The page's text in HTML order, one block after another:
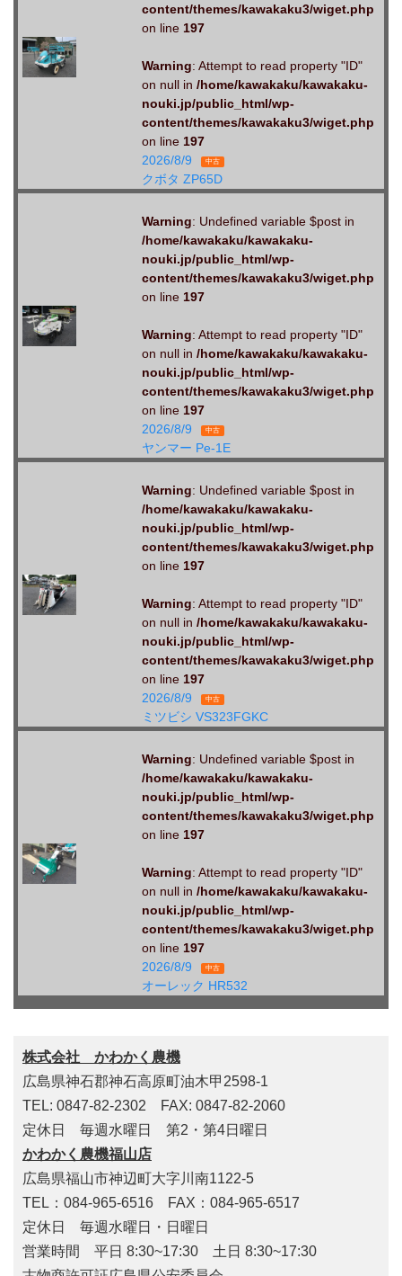
content/themes/kawakaku3/wiget.php
on line 197
Warning: Attempt to read property "ID"
on null in /home/kawakaku/kawakaku-
nouki.jp/public_html/wp-
content/themes/kawakaku3/wiget.php
on line 197
2026/8/9
中古
クボタ ZP65D
Warning: Undefined variable $post in
/home/kawakaku/kawakaku-
nouki.jp/public_html/wp-
content/themes/kawakaku3/wiget.php
on line 197
Warning: Attempt to read property "ID"
on null in /home/kawakaku/kawakaku-
nouki.jp/public_html/wp-
content/themes/kawakaku3/wiget.php
on line 197
2026/8/9
中古
ヤンマー Pe-1E
Warning: Undefined variable $post in
/home/kawakaku/kawakaku-
nouki.jp/public_html/wp-
content/themes/kawakaku3/wiget.php
on line 197
Warning: Attempt to read property "ID"
on null in /home/kawakaku/kawakaku-
nouki.jp/public_html/wp-
content/themes/kawakaku3/wiget.php
on line 197
2026/8/9
中古
ミツビシ VS323FGKC
Warning: Undefined variable $post in
/home/kawakaku/kawakaku-
nouki.jp/public_html/wp-
content/themes/kawakaku3/wiget.php
on line 197
Warning: Attempt to read property "ID"
on null in /home/kawakaku/kawakaku-
nouki.jp/public_html/wp-
content/themes/kawakaku3/wiget.php
on line 197
2026/8/9
中古
オーレック HR532
株式会社 かわかく農機
広島県神石郡神石高原町油木甲2598-1
TEL: 0847-82-2302 FAX: 0847-82-2060
定休日 毎週水曜日 第2・第4日曜日
かわかく農機福山店
広島県福山市神辺町大字川南1122-5
TEL：084-965-6516 FAX：084-965-6517
定休日 毎週水曜日・日曜日
営業時間 平日 8:30~17:30 土日 8:30~17:30